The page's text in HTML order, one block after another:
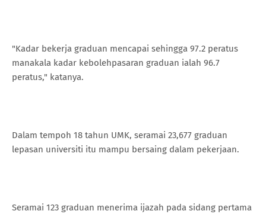
"Kadar bekerja graduan mencapai sehingga 97.2 peratus
manakala kadar kebolehpasaran graduan ialah 96.7
peratus," katanya.
Dalam tempoh 18 tahun UMK, seramai 23,677 graduan
lepasan universiti itu mampu bersaing dalam pekerjaan.
Seramai 123 graduan menerima ijazah pada sidang pertama